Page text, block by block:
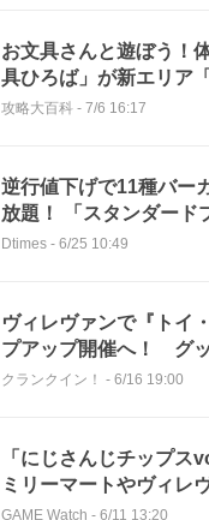
お文具さんと遊ぼう！
具ひろば」が新エリア
OPEN！限定グッズも多
攻略大百科 - 7/6 16:17
逆行値下げで11種バー
放題！ 「スタンダード
Dtimes - 6/25 10:49
ヴィレヴァンで『トイ
プアップ開催へ！ グ
展開
クランクイン！ - 6/16 19:00
「にじさんじチップス
ミリーマートやヴィレ
発売
GAME Watch - 6/11 13:20